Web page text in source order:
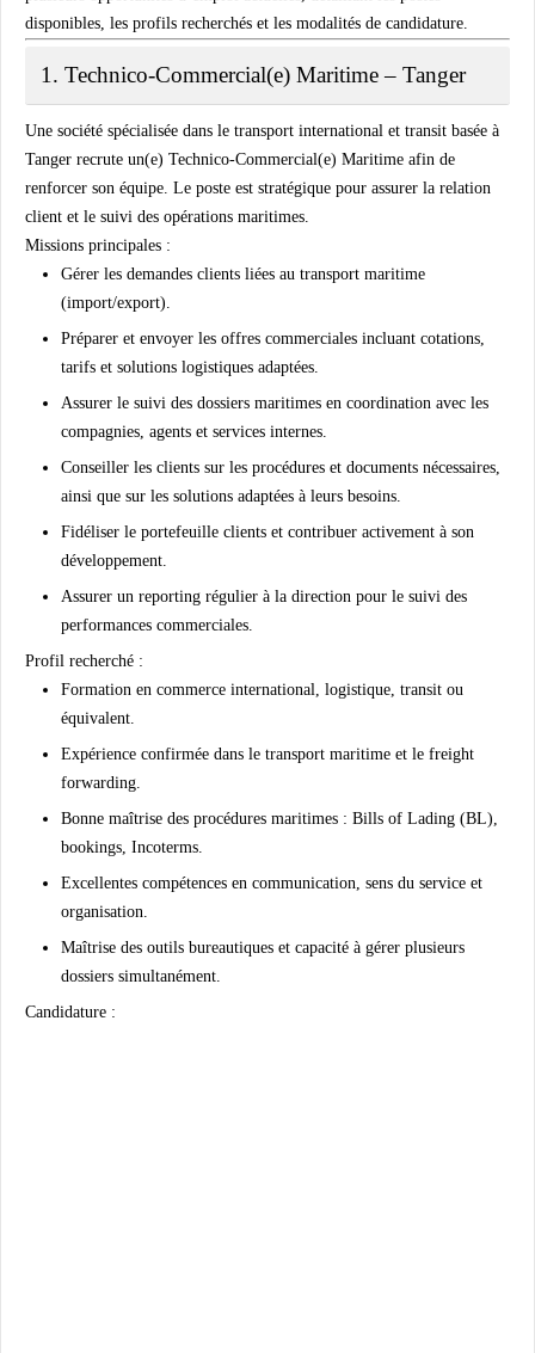
disponibles, les profils recherchés et les modalités de candidature.
1. Technico-Commercial(e) Maritime – Tanger
Une société spécialisée dans le transport international et transit basée à
Tanger recrute un(e) Technico-Commercial(e) Maritime afin de
renforcer son équipe. Le poste est stratégique pour assurer la relation
client et le suivi des opérations maritimes.
Missions principales :
Gérer les demandes clients liées au transport maritime
(import/export).
Préparer et envoyer les offres commerciales incluant cotations,
tarifs et solutions logistiques adaptées.
Assurer le suivi des dossiers maritimes en coordination avec les
compagnies, agents et services internes.
Conseiller les clients sur les procédures et documents nécessaires,
ainsi que sur les solutions adaptées à leurs besoins.
Fidéliser le portefeuille clients et contribuer activement à son
développement.
Assurer un reporting régulier à la direction pour le suivi des
performances commerciales.
Profil recherché :
Formation en commerce international, logistique, transit ou
équivalent.
Expérience confirmée dans le transport maritime et le freight
forwarding.
Bonne maîtrise des procédures maritimes : Bills of Lading (BL),
bookings, Incoterms.
Excellentes compétences en communication, sens du service et
organisation.
Maîtrise des outils bureautiques et capacité à gérer plusieurs
dossiers simultanément.
Candidature :